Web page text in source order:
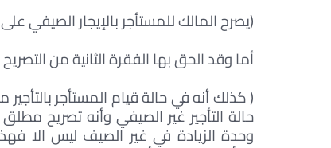
(يصرح المالك للمستأجر بالإيجار الصيفي على أن
أما وقد الحق بها الفقرة الثانية من
حالة التأجير غير الصيفي وأنه تصريح
وحدة الزيادة في غير الصيف ليس الا